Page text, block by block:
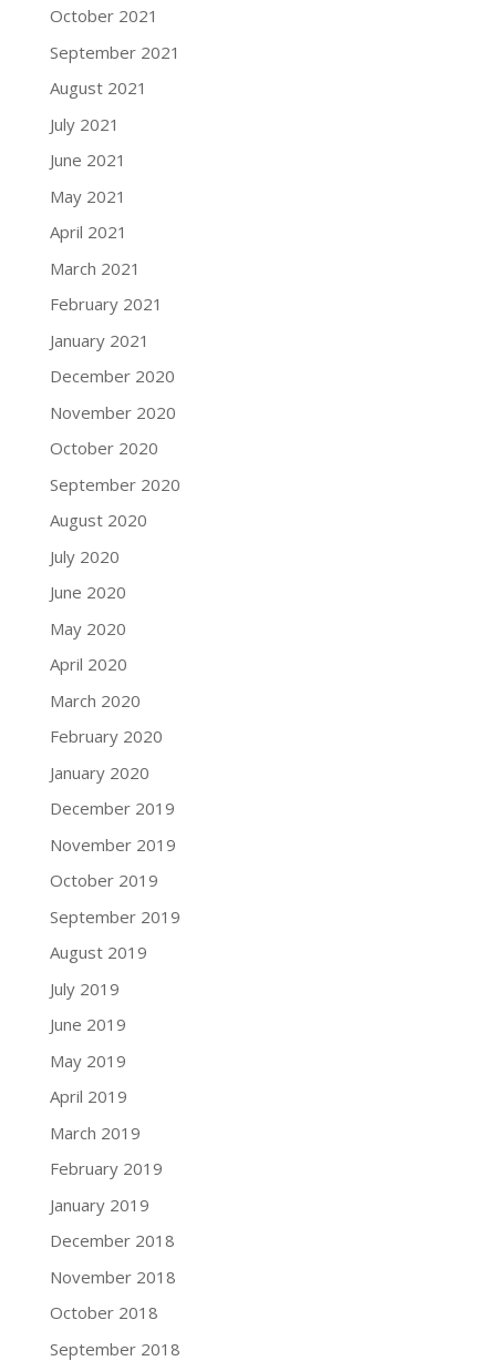
October 2021
September 2021
August 2021
July 2021
June 2021
May 2021
April 2021
March 2021
February 2021
January 2021
December 2020
November 2020
October 2020
September 2020
August 2020
July 2020
June 2020
May 2020
April 2020
March 2020
February 2020
January 2020
December 2019
November 2019
October 2019
September 2019
August 2019
July 2019
June 2019
May 2019
April 2019
March 2019
February 2019
January 2019
December 2018
November 2018
October 2018
September 2018